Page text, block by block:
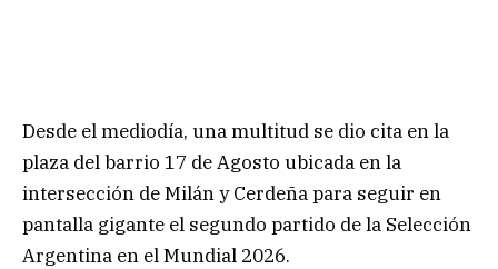
Desde el mediodía, una multitud se dio cita en la
plaza del barrio 17 de Agosto ubicada en la
intersección de Milán y Cerdeña para seguir en
pantalla gigante el segundo partido de la Selección
Argentina en el Mundial 2026.